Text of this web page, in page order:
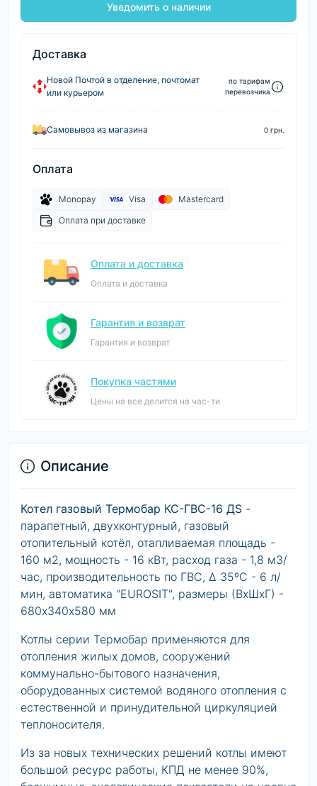
Уведомить о наличии
Доставка
Новой Почтой в отделение, почтомат
или курьером
по тарифам
перевозчика
Самовывоз из магазина 0 грн.
Оплата
Monopay Visa
Mastercard
Оплата при доставке
Оплата и доставка
Оплата и доставка
Гарантия и возврат
Гарантия и возврат
Покупка частями
Цены на все делится на час-ти
Описание
Котел газовый Термобар КС-ГВС-16 ДS -
парапетный, двухконтурный, газовый
отопительный котёл, отапливаемая площадь -
160 м2, мощность - 16 кВт, расход газа - 1,8 м3/
час, производительность по ГВС, Δ 35ºС - 6 л/
мин, автоматика "EUROSIT", размеры (ВхШхГ) -
680х340х580 мм
Котлы серии Термобар применяются для
отопления жилых домов, сооружений
коммунально-бытового назначения,
оборудованных системой водяного отопления с
естественной и принудительной циркуляцией
теплоносителя.
Из за новых технических решений котлы имеют
большой ресурс работы, КПД не менее 90%,